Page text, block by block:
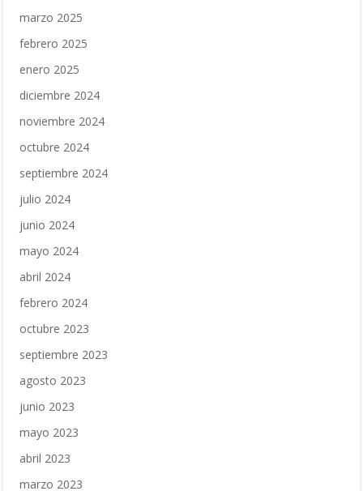
marzo 2025
febrero 2025
enero 2025
diciembre 2024
noviembre 2024
octubre 2024
septiembre 2024
julio 2024
junio 2024
mayo 2024
abril 2024
febrero 2024
octubre 2023
septiembre 2023
agosto 2023
junio 2023
mayo 2023
abril 2023
marzo 2023